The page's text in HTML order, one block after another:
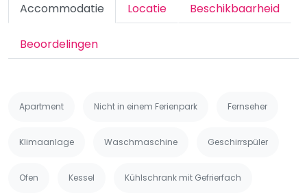
Accommodatie Locatie Beschikbaarheid
Beoordelingen
Apartment Nicht in einem Ferienpark Fernseher
Klimaanlage Waschmaschine Geschirrspüler
Ofen Kessel Kühlschrank mit Gefrierfach